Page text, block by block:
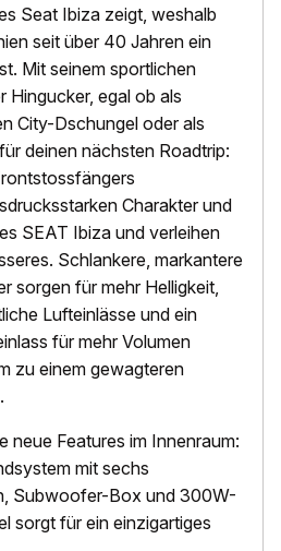
Seat Ibiza zeigt, weshalb
seit über 40 Jahren ein
Mit seinem sportlichen
Hingucker, egal ob als
City-Dschungel oder als
deinen nächsten Roadtrip:
Charakter und
SEAT Ibiza und verleihen
Schlankere, markantere
sorgen für mehr Helligkeit,
Lufteinlässe und ein
für mehr Volumen
zu einem gewagteren
neue Features im Innenraum:
mit sechs
Subwoofer-Box und 300W-
sorgt für ein einzigartiges